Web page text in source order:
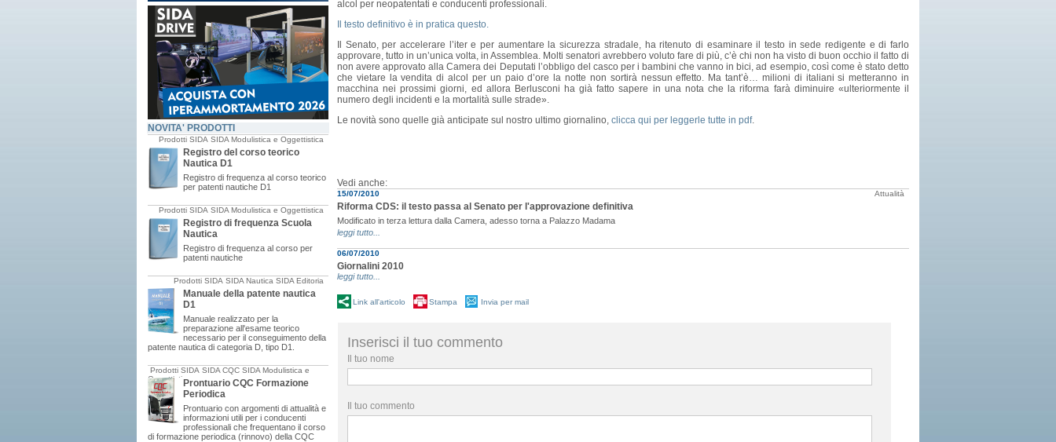
NOVITA' PRODOTTI
Prodotti SIDA SIDA Modulistica e Oggettistica
Registro del corso teorico
Nautica D1
Registro di frequenza al corso teorico
per patenti nautiche D1
Prodotti SIDA SIDA Modulistica e Oggettistica
Registro di frequenza Scuola
Nautica
Registro di frequenza al corso per
patenti nautiche
Prodotti SIDA SIDA Nautica SIDA Editoria
Manuale della patente nautica
D1
Manuale realizzato per la
preparazione all'esame teorico
necessario per il conseguimento della
patente nautica di categoria D, tipo D1.
Prodotti SIDA SIDA CQC SIDA Modulistica e
OggettisticaProntuario CQC Formazione
Periodica
Prontuario con argomenti di attualità e
informazioni utili per i conducenti
professionali che frequentano il corso
di formazione periodica (rinnovo) della CQC
alcol per neopatentati e conducenti professionali.
Il testo definitivo è in pratica questo.
Il Senato, per accelerare l’iter e per aumentare la sicurezza stradale, ha ritenuto di esaminare il testo in sede redigente e di farlo
approvare, tutto in un’unica volta, in Assemblea. Molti senatori avrebbero voluto fare di più, c’è chi non ha visto di buon occhio il fatto di
non avere approvato alla Camera dei Deputati l’obbligo del casco per i bambini che vanno in bici, ad esempio, così come è stato detto
che vietare la vendita di alcol per un paio d’ore la notte non sortirà nessun effetto. Ma tant’è… milioni di italiani si metteranno in
macchina nei prossimi giorni, ed allora Berlusconi ha già fatto sapere in una nota che la riforma farà diminuire «ulteriormente il
numero degli incidenti e la mortalità sulle strade».
Le novità sono quelle già anticipate sul nostro ultimo giornalino, clicca qui per leggerle tutte in pdf.
Vedi anche:
15/07/2010 Attualità
Riforma CDS: il testo passa al Senato per l'approvazione definitiva
Modificato in terza lettura dalla Camera, adesso torna a Palazzo Madama
leggi tutto...
06/07/2010
Giornalini 2010
leggi tutto...
Link all'articolo Stampa Invia per mail
Inserisci il tuo commento
Il tuo nome
Il tuo commento